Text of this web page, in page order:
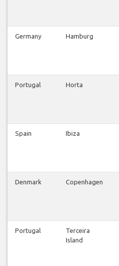
Germany Hamburg
Portugal Horta
Spain Ibiza
Denmark Copenhagen
Portugal
Terceira
Island